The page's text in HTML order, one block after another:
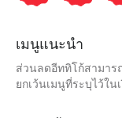
เมนูแนะนำ
ส่วนลดอีททิโก้สามาร
ยกเว้นเมนูที่ระบุไว้ใน